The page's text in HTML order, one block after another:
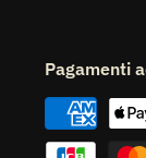
Pagamenti
Metodi
di